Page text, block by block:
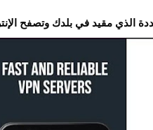
الذي مقيد في بلدك وتصفح